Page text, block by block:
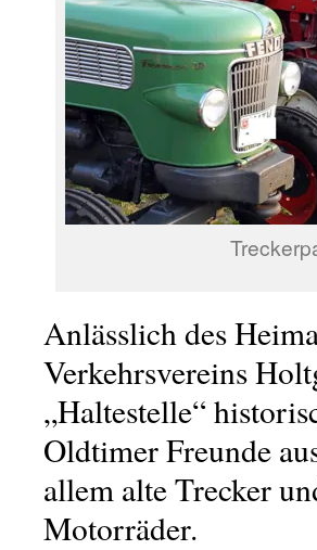
Anlässlich des
Verkehrsvereins
„Haltestelle“
Oldtimer Freunde
allem alte Trecker
Motorräder.